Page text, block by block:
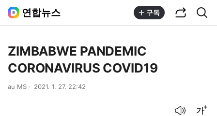
연합뉴스 구독
ZIMBABWE PANDEMIC
CORONAVIRUS COVID19
au MS 2021. 1. 27. 22:42